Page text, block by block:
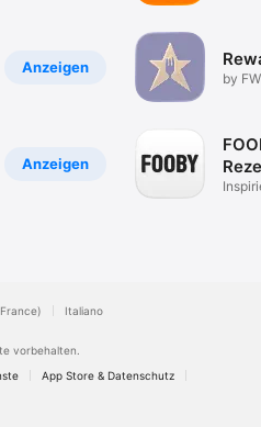
Anzeigen
Anzeigen
by
Italiano
vorbehalten.
App Store & Datenschutz